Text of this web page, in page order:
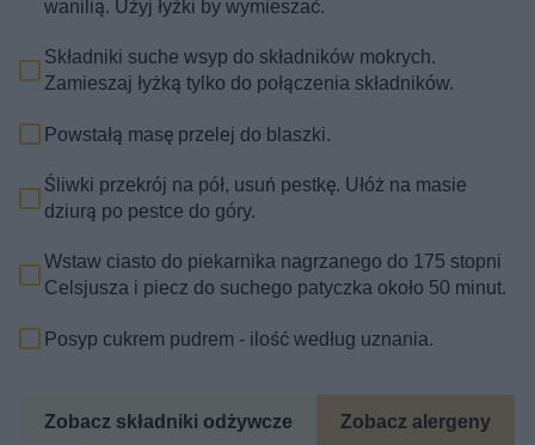
wanilią. Użyj łyżki by wymieszać.
Składniki suche wsyp do składników mokrych.
Zamieszaj łyżką tylko do połączenia składników.
Powstałą masę przelej do blaszki.
Śliwki przekrój na pół, usuń pestkę. Ułóż na masie
dziurą po pestce do góry.
Wstaw ciasto do piekarnika nagrzanego do 175 stopni
Celsjusza i piecz do suchego patyczka około 50 minut.
Posyp cukrem pudrem - ilość według uznania.
Zobacz składniki odżywcze Zobacz alergeny